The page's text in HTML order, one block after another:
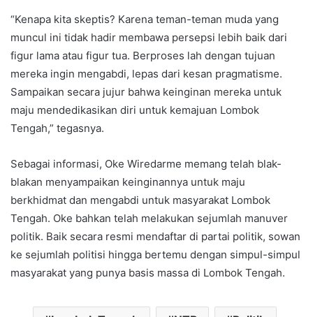
“Kenapa kita skeptis? Karena teman-teman muda yang
muncul ini tidak hadir membawa persepsi lebih baik dari
figur lama atau figur tua. Berproses lah dengan tujuan
mereka ingin mengabdi, lepas dari kesan pragmatisme.
Sampaikan secara jujur bahwa keinginan mereka untuk
maju mendedikasikan diri untuk kemajuan Lombok
Tengah,” tegasnya.
Sebagai informasi, Oke Wiredarme memang telah blak-
blakan menyampaikan keinginannya untuk maju
berkhidmat dan mengabdi untuk masyarakat Lombok
Tengah. Oke bahkan telah melakukan sejumlah manuver
politik. Baik secara resmi mendaftar di partai politik, sowan
ke sejumlah politisi hingga bertemu dengan simpul-simpul
masyarakat yang punya basis massa di Lombok Tengah.